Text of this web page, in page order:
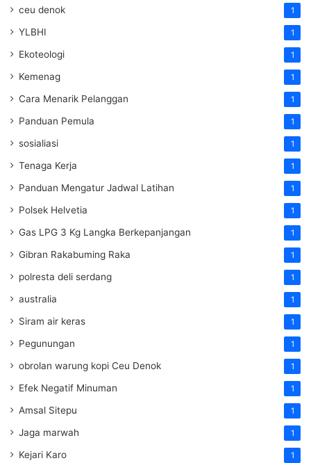
ceu denok 1
YLBHI 1
Ekoteologi 1
Kemenag 1
Cara Menarik Pelanggan 1
Panduan Pemula 1
sosialiasi 1
Tenaga Kerja 1
Panduan Mengatur Jadwal Latihan 1
Polsek Helvetia 1
Gas LPG 3 Kg Langka Berkepanjangan 1
Gibran Rakabuming Raka 1
polresta deli serdang 1
australia 1
Siram air keras 1
Pegunungan 1
obrolan warung kopi Ceu Denok 1
Efek Negatif Minuman 1
Amsal Sitepu 1
Jaga marwah 1
Kejari Karo 1